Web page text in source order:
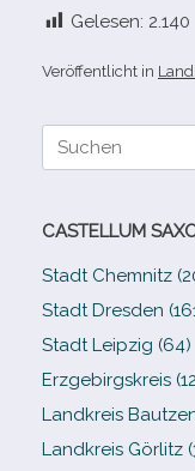
Gelesen: 2.140
Veröffentlicht in
Suche
CASTELLUM
Stadt Chemnitz
Stadt Dresden
Stadt Leipzig (64)
Erzgebirgskreis
Landkreis
Landkreis Görlitz